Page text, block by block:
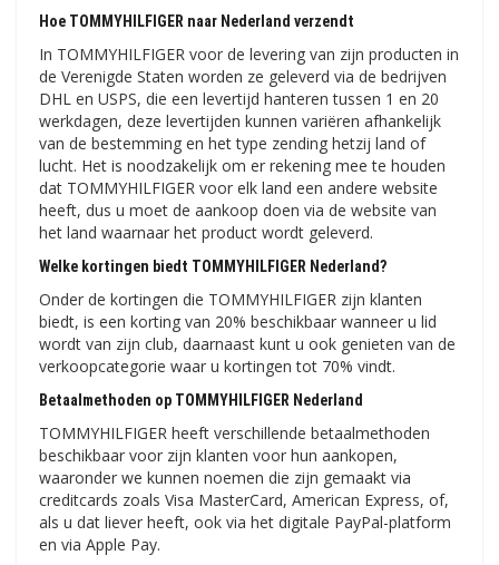
Hoe TOMMYHILFIGER naar Nederland verzendt
In TOMMYHILFIGER voor de levering van zijn producten in
de Verenigde Staten worden ze geleverd via de bedrijven
DHL en USPS, die een levertijd hanteren tussen 1 en 20
werkdagen, deze levertijden kunnen variëren afhankelijk
van de bestemming en het type zending hetzij land of
lucht. Het is noodzakelijk om er rekening mee te houden
dat TOMMYHILFIGER voor elk land een andere website
heeft, dus u moet de aankoop doen via de website van
het land waarnaar het product wordt geleverd.
Welke kortingen biedt TOMMYHILFIGER Nederland?
Onder de kortingen die TOMMYHILFIGER zijn klanten
biedt, is een korting van 20% beschikbaar wanneer u lid
wordt van zijn club, daarnaast kunt u ook genieten van de
verkoopcategorie waar u kortingen tot 70% vindt.
Betaalmethoden op TOMMYHILFIGER Nederland
TOMMYHILFIGER heeft verschillende betaalmethoden
beschikbaar voor zijn klanten voor hun aankopen,
waaronder we kunnen noemen die zijn gemaakt via
creditcards zoals Visa MasterCard, American Express, of,
als u dat liever heeft, ook via het digitale PayPal-platform
en via Apple Pay.